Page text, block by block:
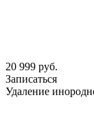
20 999 руб.
Записаться
Удаление